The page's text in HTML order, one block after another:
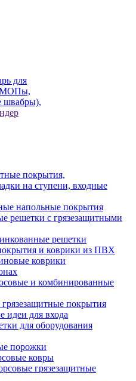
для
МОПы,
швабры),
покрытия,
на ступени, входные
напольные покрытия
решетки с грязезащитными
решетки
и коврики из ПВХ
коврики
и комбинированные
покрытия
идеи для входа
для оборудования
порожки
ковры
грязезащитные